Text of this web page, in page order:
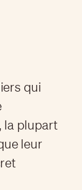
qui
la plupart
leur